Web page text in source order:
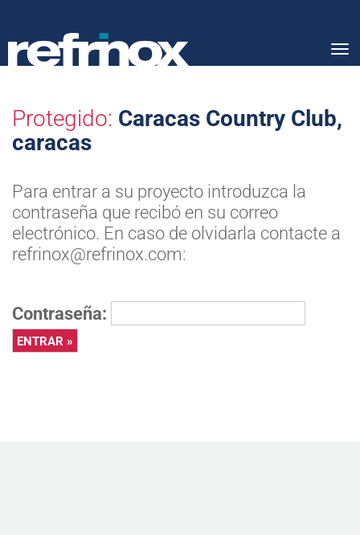
Protegido: Caracas Country Club,
caracas
Para entrar a su proyecto introduzca la
contraseña que recibó en su correo
electrónico. En caso de olvidarla contacte a
refrinox@refrinox.com:
Contraseña: